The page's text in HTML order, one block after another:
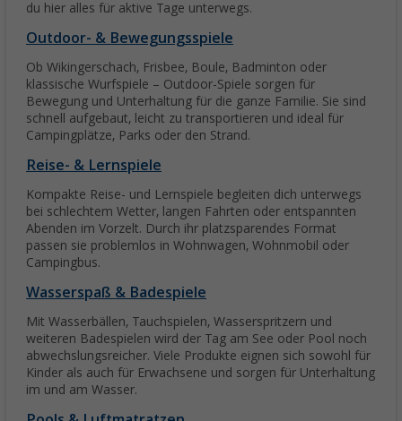
du hier alles für aktive Tage unterwegs.
Outdoor- & Bewegungsspiele
Ob Wikingerschach, Frisbee, Boule, Badminton oder
klassische Wurfspiele – Outdoor-Spiele sorgen für
Bewegung und Unterhaltung für die ganze Familie. Sie sind
schnell aufgebaut, leicht zu transportieren und ideal für
Campingplätze, Parks oder den Strand.
Reise- & Lernspiele
Kompakte Reise- und Lernspiele begleiten dich unterwegs
bei schlechtem Wetter, langen Fahrten oder entspannten
Abenden im Vorzelt. Durch ihr platzsparendes Format
passen sie problemlos in Wohnwagen, Wohnmobil oder
Campingbus.
Wasserspaß & Badespiele
Mit Wasserbällen, Tauchspielen, Wasserspritzern und
weiteren Badespielen wird der Tag am See oder Pool noch
abwechslungsreicher. Viele Produkte eignen sich sowohl für
Kinder als auch für Erwachsene und sorgen für Unterhaltung
im und am Wasser.